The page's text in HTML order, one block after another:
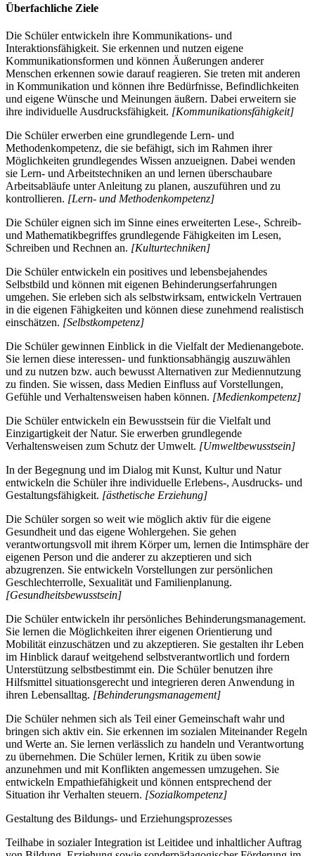
Überfachliche Ziele
Die Schüler entwickeln ihre Kommunikations- und
Interaktionsfähigkeit. Sie erkennen und nutzen eigene
Kommunikationsformen und können Äußerungen anderer
Menschen erkennen sowie darauf reagieren. Sie treten mit anderen
in Kommunikation und können ihre Bedürfnisse, Befindlichkeiten
und eigene Wünsche und Meinungen äußern. Dabei erweitern sie
ihre individuelle Ausdrucksfähigkeit. [Kommunikationsfähigkeit]
Die Schüler erwerben eine grundlegende Lern- und
Methodenkompetenz, die sie befähigt, sich im Rahmen ihrer
Möglichkeiten grundlegendes Wissen anzueignen. Dabei wenden
sie Lern- und Arbeitstechniken an und lernen überschaubare
Arbeitsabläufe unter Anleitung zu planen, auszuführen und zu
kontrollieren. [Lern- und Methodenkompetenz]
Die Schüler eignen sich im Sinne eines erweiterten Lese-, Schreib-
und Mathematikbegriffes grundlegende Fähigkeiten im Lesen,
Schreiben und Rechnen an. [Kulturtechniken]
Die Schüler entwickeln ein positives und lebensbejahendes
Selbstbild und können mit eigenen Behinderungserfahrungen
umgehen. Sie erleben sich als selbstwirksam, entwickeln Vertrauen
in die eigenen Fähigkeiten und können diese zunehmend realistisch
einschätzen. [Selbstkompetenz]
Die Schüler gewinnen Einblick in die Vielfalt der Medienangebote.
Sie lernen diese interessen- und funktionsabhängig auszuwählen
und zu nutzen bzw. auch bewusst Alternativen zur Mediennutzung
zu finden. Sie wissen, dass Medien Einfluss auf Vorstellungen,
Gefühle und Verhaltensweisen haben können. [Medienkompetenz]
Die Schüler entwickeln ein Bewusstsein für die Vielfalt und
Einzigartigkeit der Natur. Sie erwerben grundlegende
Verhaltensweisen zum Schutz der Umwelt. [Umweltbewusstsein]
In der Begegnung und im Dialog mit Kunst, Kultur und Natur
entwickeln die Schüler ihre individuelle Erlebens-, Ausdrucks- und
Gestaltungsfähigkeit. [ästhetische Erziehung]
Die Schüler sorgen so weit wie möglich aktiv für die eigene
Gesundheit und das eigene Wohlergehen. Sie gehen
verantwortungsvoll mit ihrem Körper um, lernen die Intimsphäre der
eigenen Person und die anderer zu akzeptieren und sich
abzugrenzen. Sie entwickeln Vorstellungen zur persönlichen
Geschlechterrolle, Sexualität und Familienplanung.
[Gesundheitsbewusstsein]
Die Schüler entwickeln ihr persönliches Behinderungsmanagement.
Sie lernen die Möglichkeiten ihrer eigenen Orientierung und
Mobilität einzuschätzen und zu akzeptieren. Sie gestalten ihr Leben
im Hinblick darauf weitgehend selbstverantwortlich und fordern
Unterstützung selbstbestimmt ein. Die Schüler benutzen ihre
Hilfsmittel situationsgerecht und integrieren deren Anwendung in
ihren Lebensalltag. [Behinderungsmanagement]
Die Schüler nehmen sich als Teil einer Gemeinschaft wahr und
bringen sich aktiv ein. Sie erkennen im sozialen Miteinander Regeln
und Werte an. Sie lernen verlässlich zu handeln und Verantwortung
zu übernehmen. Die Schüler lernen, Kritik zu üben sowie
anzunehmen und mit Konflikten angemessen umzugehen. Sie
entwickeln Empathiefähigkeit und können entsprechend der
Situation ihr Verhalten steuern. [Sozialkompetenz]
Gestaltung des Bildungs- und Erziehungsprozesses
Teilhabe in sozialer Integration ist Leitidee und inhaltlicher Auftrag